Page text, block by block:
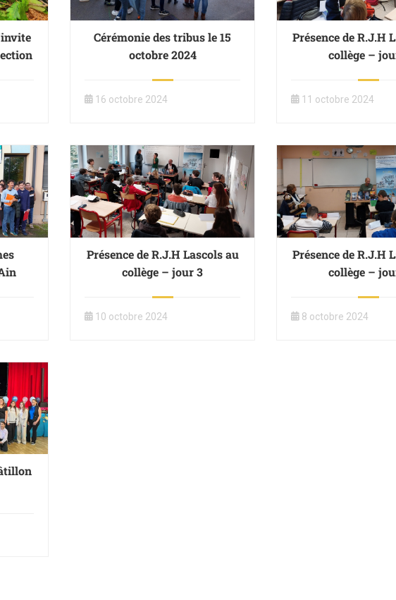
Cérémonie des tribus le 15
octobre 2024
16 octobre 2024
Présence de R.J.H
collège –
11 octobre 2024
Présence de R.J.H Lascols au
collège – jour 3
10 octobre 2024
Présence de R.J.H
collège –
8 octobre 2024